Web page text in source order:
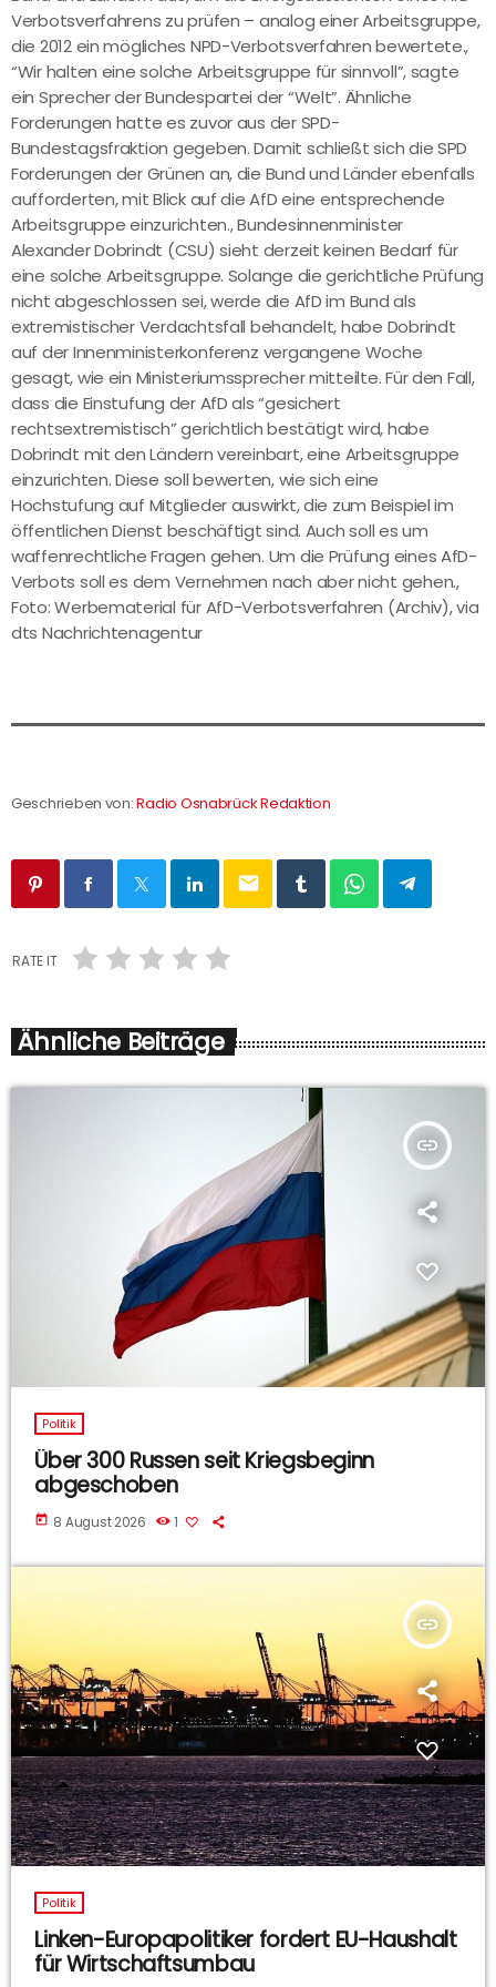
Verbotsverfahrens zu prüfen – analog einer Arbeitsgruppe,
die 2012 ein mögliches NPD-Verbotsverfahren bewertete.,
“Wir halten eine solche Arbeitsgruppe für sinnvoll”, sagte
ein Sprecher der Bundespartei der “Welt”. Ähnliche
Forderungen hatte es zuvor aus der SPD-
Bundestagsfraktion gegeben. Damit schließt sich die SPD
Forderungen der Grünen an, die Bund und Länder ebenfalls
aufforderten, mit Blick auf die AfD eine entsprechende
Arbeitsgruppe einzurichten., Bundesinnenminister
Alexander Dobrindt (CSU) sieht derzeit keinen Bedarf für
eine solche Arbeitsgruppe. Solange die gerichtliche Prüfung
nicht abgeschlossen sei, werde die AfD im Bund als
extremistischer Verdachtsfall behandelt, habe Dobrindt
auf der Innenministerkonferenz vergangene Woche
gesagt, wie ein Ministeriumssprecher mitteilte. Für den Fall,
dass die Einstufung der AfD als “gesichert
rechtsextremistisch” gerichtlich bestätigt wird, habe
Dobrindt mit den Ländern vereinbart, eine Arbeitsgruppe
einzurichten. Diese soll bewerten, wie sich eine
Hochstufung auf Mitglieder auswirkt, die zum Beispiel im
öffentlichen Dienst beschäftigt sind. Auch soll es um
waffenrechtliche Fragen gehen. Um die Prüfung eines AfD-
Verbots soll es dem Vernehmen nach aber nicht gehen.,
Foto: Werbematerial für AfD-Verbotsverfahren (Archiv), via
dts Nachrichtenagentur
Geschrieben von:Radio Osnabrück Redaktion
email
RATE IT
Ähnliche Beiträge
insert_link
Politik
Über 300 Russen seit Kriegsbeginn
abgeschoben
today 8 August 2026 1
insert_link
Politik
Linken-Europapolitiker fordert EU-Haushalt
für Wirtschaftsumbau